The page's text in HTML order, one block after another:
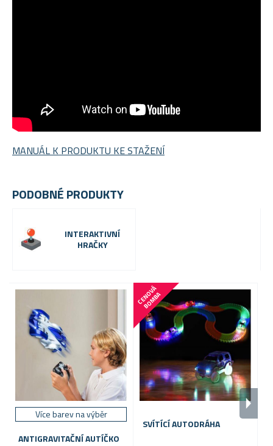
MANUÁL K PRODUKTU KE STAŽENÍ
PODOBNÉ PRODUKTY
INTERAKTIVNÍ
HRAČKY
Více barev na výběr
ANTIGRAVITAČNÍ AUTÍČKO
C
E
N
O
V
Á
B
O
M
B
A
SVÍTÍCÍ AUTODRÁHA